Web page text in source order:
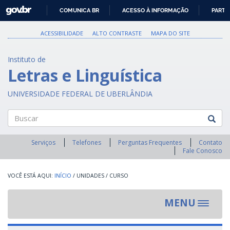
PARA
O
GOVBR
COMUNICA BR ACESSO À INFORMAÇÃO
ACESSIBILIDADE ALTO CONTRASTE MAPA DO SITE
Instituto de
Letras e Linguística
UNIVERSIDADE FEDERAL DE UBERLÂNDIA
Buscar
Serviços Telefones Perguntas Frequentes
Contato
Fale Conosco
INÍCIO / UNIDADES / CURSO
MENU
Toggle